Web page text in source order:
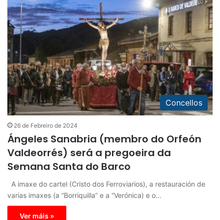
Concellos
26 de Febreiro de 2024
Ángeles Sanabria (membro do Orfeón
Valdeorrés) será a pregoeira da
Semana Santa do Barco
A imaxe do cartel (Cristo dos Ferroviarios), a restauración de
varias imaxes (a “Borriquilla” e a “Verónica) e o…
Ver máis »